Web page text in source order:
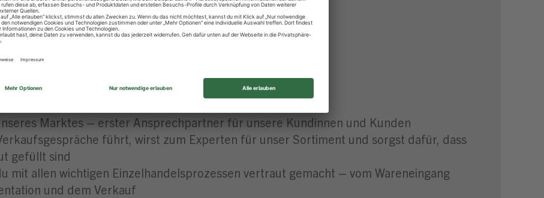
Altersvorsorge & Jubiläumsprämien
in der Zentrale & topmodernes Schulungszentrum
Azubis für besondere Leistungen
BuF – Beruf & Familie
für Beruf und Privatleben im Einklang
Marktes – erster Ansprechpartner für unsere Kundinnen und Kunden
führt, wirst zum Experten für unser Sortiment und sorgst dafür, dass
gefüllt sind
mit allen wichtigen Einzelhandelsprozessen vertraut gemacht – vom Wareneingang
und dem Verkauf